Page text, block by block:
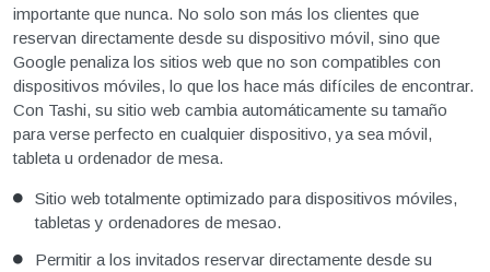
importante que nunca. No solo son más los clientes que
reservan directamente desde su dispositivo móvil, sino que
Google penaliza los sitios web que no son compatibles con
dispositivos móviles, lo que los hace más difíciles de encontrar.
Con Tashi, su sitio web cambia automáticamente su tamaño
para verse perfecto en cualquier dispositivo, ya sea móvil,
tableta u ordenador de mesa.
Sitio web totalmente optimizado para dispositivos móviles,
tabletas y ordenadores de mesao.
Permitir a los invitados reservar directamente desde su